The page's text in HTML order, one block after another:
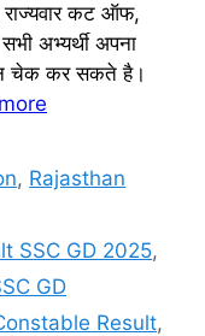
राज्यवार कट ऑफ,
अभ्यर्थी अपना
चेक कर सकते है।
, Rajasthan
SSC GD 2025,
GD
Result,